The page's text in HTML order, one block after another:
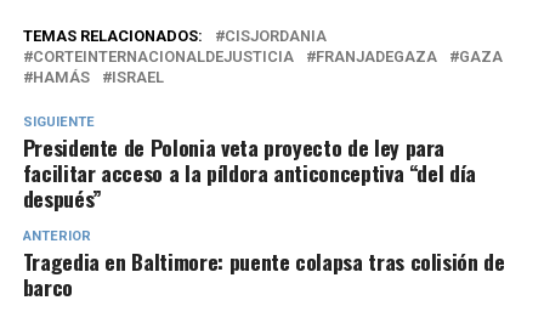
TEMAS RELACIONADOS:
CISJORDANIA
CORTEINTERNACIONALDEJUSTICIA
FRANJADEGAZA
GAZA
HAMÁS
ISRAEL
SIGUIENTE
Presidente de Polonia veta proyecto de ley para
facilitar acceso a la píldora anticonceptiva “del día
después”
ANTERIOR
Tragedia en Baltimore: puente colapsa tras colisión de
barco